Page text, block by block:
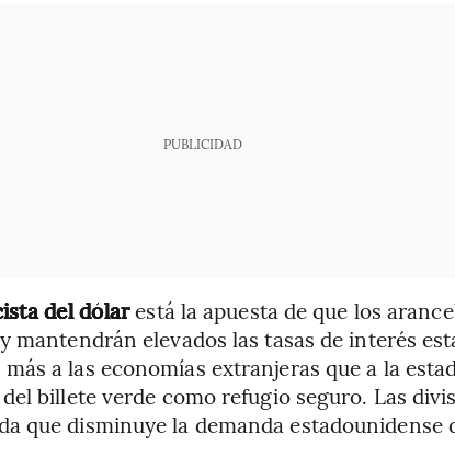
PUBLICIDAD
del dólarestá la apuesta de que los
mantendrán elevados las tasas de interés
a las economías extranjeras que a la
billete verde como refugio seguro. Las
que disminuye la demanda estadounidense